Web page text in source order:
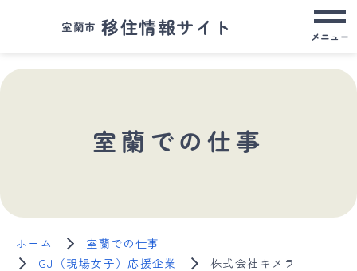
室蘭市 移住情報サイト メニュー
室蘭での仕事
ホーム
室蘭での仕事
GJ（現場女子）応援企業
株式会社キメラ